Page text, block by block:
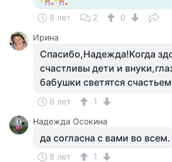
8 лет 2
0
Ирина
Спасибо,Надежда!Когда
счастливы дети и
бабушки светятся
8 лет
1
Надежда Осокина
да согласна с вами во всем.
8 лет 1